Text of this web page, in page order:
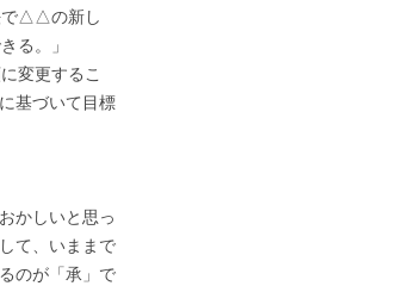
で△△の新し
る。」
変更するこ
基づいて目標
かしいと思っ
て、いままで
のが「承」で